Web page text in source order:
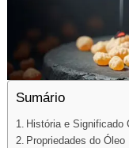
Sumário
História e Significado
Propriedades do